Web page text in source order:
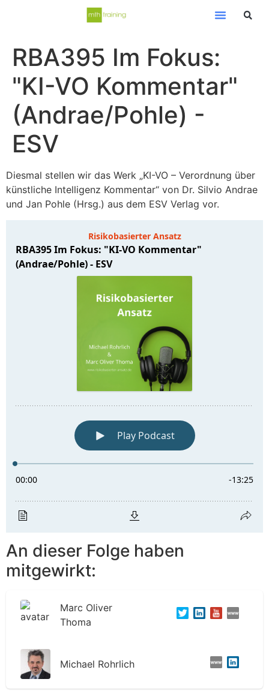
RBA395 Im Fokus:
"KI-VO Kommentar"
(Andrae/Pohle) -
ESV
Diesmal stellen wir das Werk „KI-VO – Verordnung über
künstliche Intelligenz Kommentar“ von Dr. Silvio Andrae
und Jan Pohle (Hrsg.) aus dem ESV Verlag vor.
An dieser Folge haben
mitgewirkt:
Marc Oliver
Thoma
Michael Rohrlich